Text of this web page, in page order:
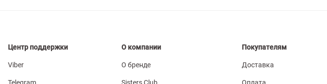
Центр поддержки
Viber
О компании
О бренде
Покупателям
Доставка